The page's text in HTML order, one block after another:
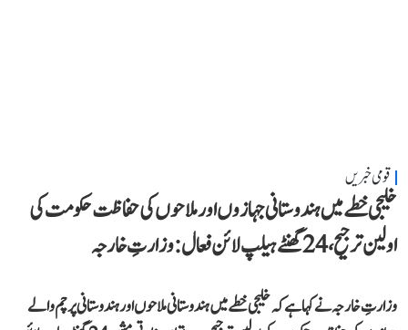
قومی خبریں
خلیجی خطے میں ہندوستانی جہازوں اور ملاحوں کی حفاظت حکومت کی
اولین ترجیح، 24 گھنٹے ہیلپ لائن فعال: وزارتِ خارجہ
وزارتِ خارجہ نے کہا ہے کہ خلیجی خطے میں ہندوستانی ملاحوں اور ہندوستانی پرچم والے